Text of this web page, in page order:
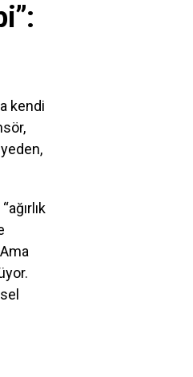
kendi